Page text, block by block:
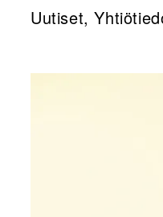
Uutiset,